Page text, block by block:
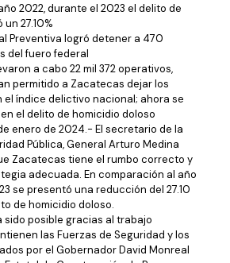
2022, durante el 2023 el delito de
27.10%
Preventiva logró detener a 470
del fuero federal
a cabo 22 mil 372 operativos,
permitido a Zacatecas dejar los
el índice delictivo nacional; ahora se
el delito de homicidio doloso
enero de 2024.- El secretario de la
Pública, General Arturo Medina
Zacatecas tiene el rumbo correcto y
adecuada. En comparación al año
se presentó una reducción del 27.10
de homicidio doloso.
sido posible gracias al trabajo
las Fuerzas de Seguridad y los
por el Gobernador David Monreal